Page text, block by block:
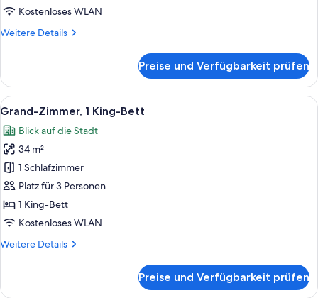
Kostenloses WLAN
Weitere Details
Weitere
Zimmer,
2 Doppelbetten
Preise und Verfügbarkeit prüfen
Alle
Fotos
für
Grand-
Zimmer,
1 King-
Bett
anzeigen
Ein Hotelzimmer mit einem großen
6
Grand-Zimmer, 1 King-Bett
Blick auf die Stadt
34 m²
1 Schlafzimmer
Platz für 3 Personen
1 King-Bett
Kostenloses WLAN
Weitere Details
Weitere
Zimmer,
Preise und Verfügbarkeit prüfen